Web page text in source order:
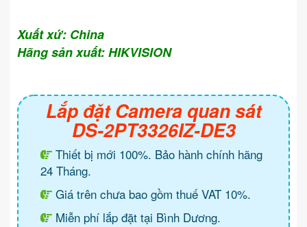
Xuất xứ: China
Hãng sản xuất: HIKVISION
Lắp đặt Camera quan sát
DS-2PT3326IZ-DE3
Thiết bị mới 100%. Bảo hành chính hãng
24 Tháng.
Giá trên chưa bao gồm thuế VAT 10%.
Miễn phí lắp đặt tại Bình Dương.